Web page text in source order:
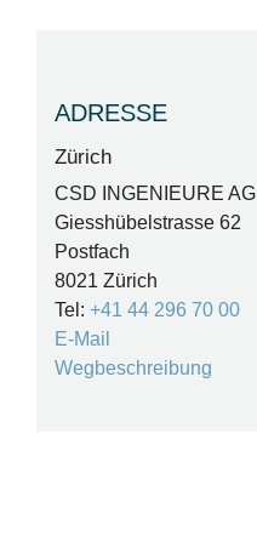
ADRESSE
Zürich
CSD INGENIEURE AG
Giesshübelstrasse 62
Postfach
8021 Zürich
Tel: +41 44 296 70 00
E-Mail
Wegbeschreibung